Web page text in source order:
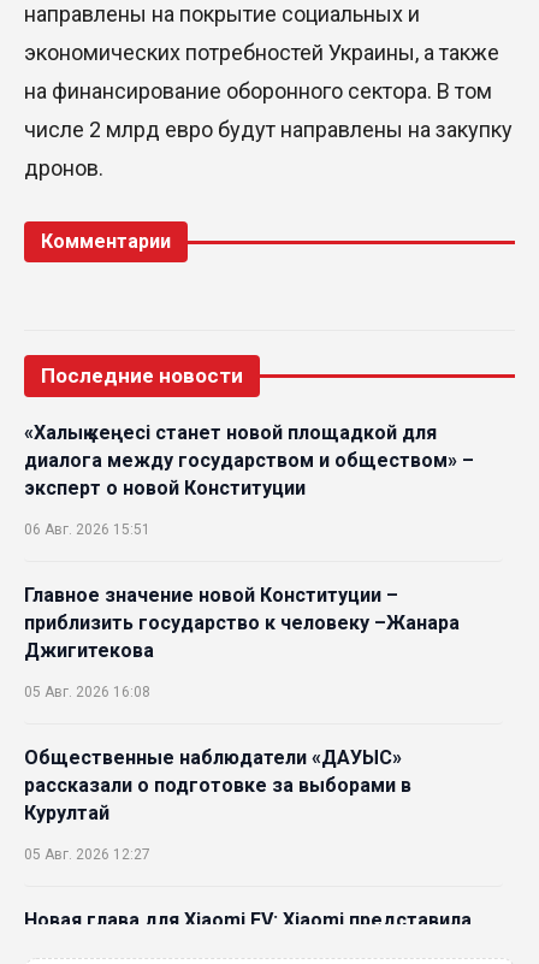
направлены на покрытие социальных и
экономических потребностей Украины, а также
на финансирование оборонного сектора. В том
числе 2 млрд евро будут направлены на закупку
дронов.
Комментарии
Последние новости
«Халық кеңесі станет новой площадкой для
диалога между государством и обществом» –
эксперт о новой Конституции
06 Авг. 2026 15:51
Главное значение новой Конституции –
приблизить государство к человеку –Жанара
Джигитекова
05 Авг. 2026 16:08
Общественные наблюдатели «ДАУЫС»
рассказали о подготовке за выборами в
Курултай
05 Авг. 2026 12:27
Новая глава для Xiaomi EV: Xiaomi представила